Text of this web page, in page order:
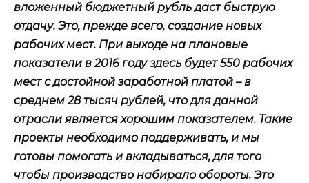
вложенный бюджетный рубль даст быструю
отдачу. Это, прежде всего, создание новых
рабочих мест. При выходе на плановые
показатели в 2016 году здесь будет 550 рабочих
мест с достойной заработной платой – в
среднем 28 тысяч рублей, что для данной
отрасли является хорошим показателем. Такие
проекты необходимо поддерживать, и мы
готовы помогать и вкладываться, для того
чтобы производство набирало обороты. Это